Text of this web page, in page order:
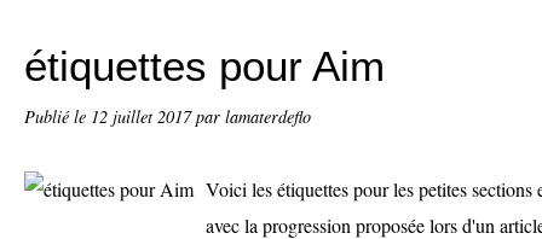
étiquettes pour Aim
Publié le 12 juillet 2017par lamaterdeflo
Voici les étiquettes pour les petites sections
avec la progression proposée lors d'un